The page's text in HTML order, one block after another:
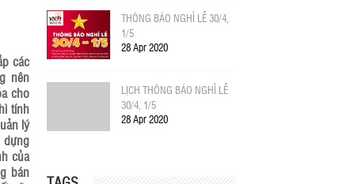
các
nên
cho
tính
lý
của
bán
THÔNG BÁO NGHỈ LỄ 30/4,
1/5
28 Apr 2020
LỊCH THÔNG BÁO NGHỈ LỄ
30/4, 1/5
28 Apr 2020